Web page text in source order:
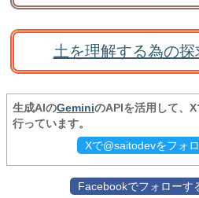
土を理解する為の探
生成AIのGeminiのAPIを活用して、
行っています。
Xで@saitodevをフォ
Facebookでフォローす